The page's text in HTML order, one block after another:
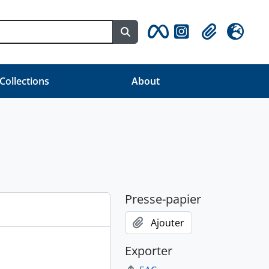
Search in browse page
Clipboard
Langue
About
Presse-papier
Ajouter
Exporter